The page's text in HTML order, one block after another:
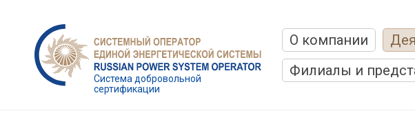
Система добровольной
сертификации
О компании
Филиалы и